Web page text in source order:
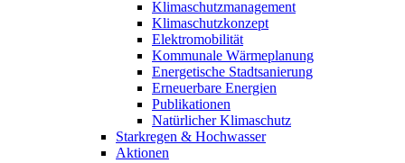
Klimaschutzmanagement
Klimaschutzkonzept
Elektromobilität
Kommunale Wärmeplanung
Energetische Stadtsanierung
Erneuerbare Energien
Publikationen
Natürlicher Klimaschutz
Starkregen & Hochwasser
Aktionen